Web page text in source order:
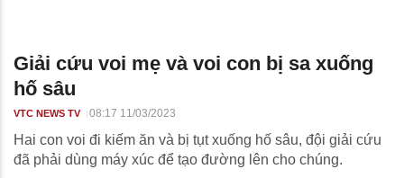
Giải cứu voi mẹ và voi con bị sa xuống
hố sâu
VTC NEWS TV 08:17 11/03/2023
Hai con voi đi kiếm ăn và bị tụt xuống hố sâu, đội giải cứu
đã phải dùng máy xúc để tạo đường lên cho chúng.